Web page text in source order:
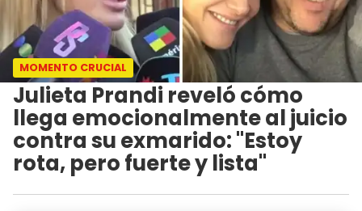
MOMENTO CRUCIAL
Julieta Prandi reveló cómo
llega emocionalmente al juicio
contra su exmarido: "Estoy
rota, pero fuerte y lista"